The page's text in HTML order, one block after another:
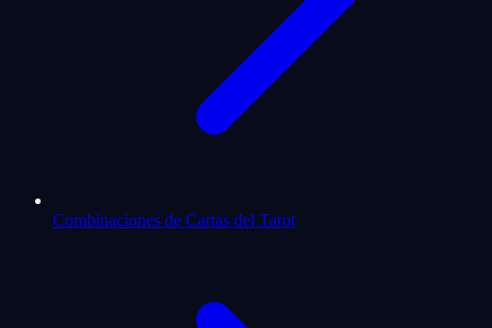
Combinaciones de Cartas del Tarot